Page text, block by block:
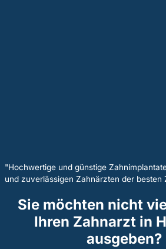
"Hochwertige und günstige
und zuverlässigen Zahnärzten der besten
Sie möchten nicht
Ihren Zahnarzt in
ausgeben?